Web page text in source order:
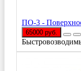
ПО-3 -
65000 руб.